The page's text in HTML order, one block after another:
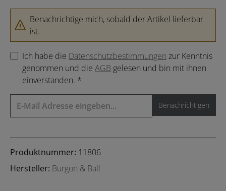
Benachrichtige mich, sobald der Artikel lieferbar
ist.
Ich habe die Datenschutzbestimmungen zur Kenntnis
genommen und die AGB gelesen und bin mit ihnen
einverstanden. *
Benachrichtigen
Produktnummer: 11806
Hersteller: Burgon & Ball